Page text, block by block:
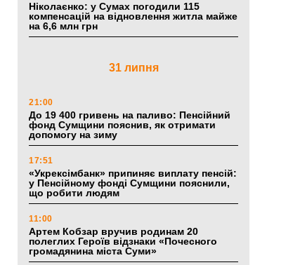
Ніколаєнко: у Сумах погодили 115
компенсацій на відновлення житла майже
на 6,6 млн грн
31 липня
21:00
До 19 400 гривень на паливо: Пенсійний
фонд Сумщини пояснив, як отримати
допомогу на зиму
17:51
«Укрексімбанк» припиняє виплату пенсій:
у Пенсійному фонді Сумщини пояснили,
що робити людям
11:00
Артем Кобзар вручив родинам 20
полеглих Героїв відзнаки «Почесного
громадянина міста Суми»